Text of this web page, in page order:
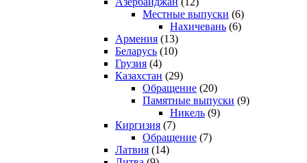
Местные выпуски (6)
Нахичевань (6)
Армения (13)
Беларусь (10)
Грузия (4)
Казахстан (29)
Обращение (20)
Памятные выпуски (9)
Никель (9)
Киргизия (7)
Обращение (7)
Латвия (14)